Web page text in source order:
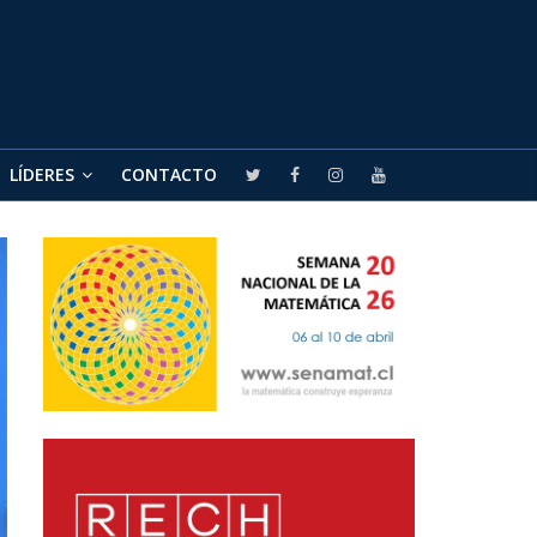
LÍDERES CONTACTO